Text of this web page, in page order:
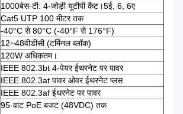
1000बेस-टी: 4-जोड़ी यूटीपी कैट।5ई, 6, 6ए
Cat5 UTP 100 मीटर तक
-40°C से 80°C (-40°F से 176°F)
12~48वीडीसी (टर्मिनल ब्लॉक)
120W अधिकतम।
IEEE 802.3bt 4-पेयर ईथरनेट पर पावर
IEEE 802.3at पावर ओवर ईथरनेट प्लस
IEEE 802.3af ईथरनेट पर पावर
95-वाट PoE बजट (48VDC) तक